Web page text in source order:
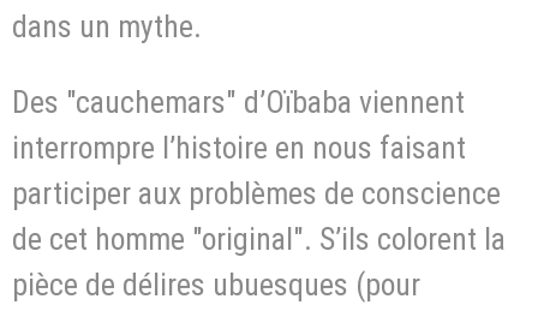
dans un mythe.
Des "cauchemars" d’Oïbaba viennent
interrompre l’histoire en nous faisant
participer aux problèmes de conscience
de cet homme "original". S’ils colorent la
pièce de délires ubuesques (pour